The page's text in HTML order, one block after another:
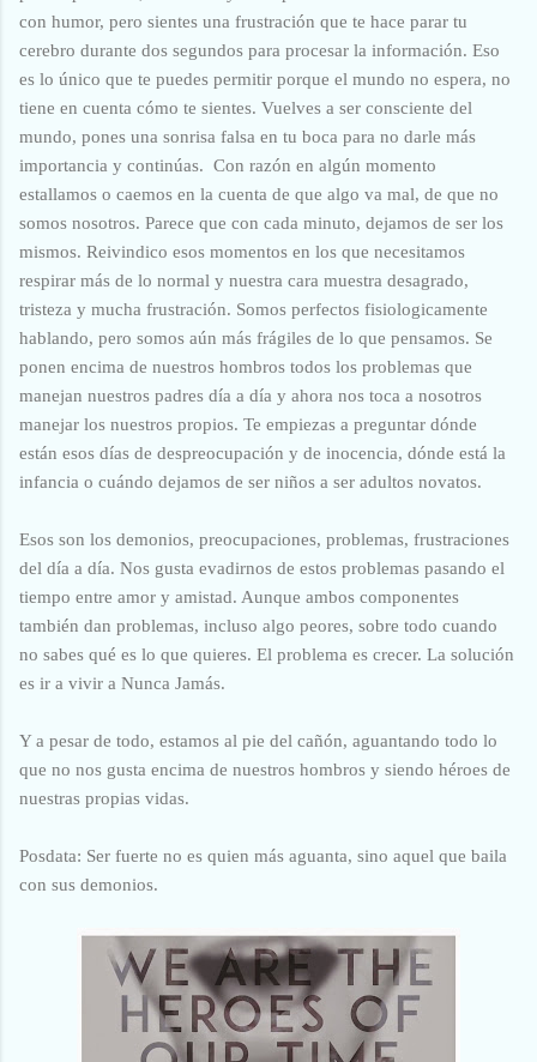
con humor, pero sientes una frustración que te hace parar tu
cerebro durante dos segundos para procesar la información. Eso
es lo único que te puedes permitir porque el mundo no espera, no
tiene en cuenta cómo te sientes. Vuelves a ser consciente del
mundo, pones una sonrisa falsa en tu boca para no darle más
importancia y continúas. Con razón en algún momento
estallamos o caemos en la cuenta de que algo va mal, de que no
somos nosotros. Parece que con cada minuto, dejamos de ser los
mismos. Reivindico esos momentos en los que necesitamos
respirar más de lo normal y nuestra cara muestra desagrado,
tristeza y mucha frustración. Somos perfectos fisiologicamente
hablando, pero somos aún más frágiles de lo que pensamos. Se
ponen encima de nuestros hombros todos los problemas que
manejan nuestros padres día a día y ahora nos toca a nosotros
manejar los nuestros propios. Te empiezas a preguntar dónde
están esos días de despreocupación y de inocencia, dónde está la
infancia o cuándo dejamos de ser niños a ser adultos novatos.
Esos son los demonios, preocupaciones, problemas, frustraciones
del día a día. Nos gusta evadirnos de estos problemas pasando el
tiempo entre amor y amistad. Aunque ambos componentes
también dan problemas, incluso algo peores, sobre todo cuando
no sabes qué es lo que quieres. El problema es crecer. La solución
es ir a vivir a Nunca Jamás.
Y a pesar de todo, estamos al pie del cañón, aguantando todo lo
que no nos gusta encima de nuestros hombros y siendo héroes de
nuestras propias vidas.
Posdata: Ser fuerte no es quien más aguanta, sino aquel que baila
con sus demonios.